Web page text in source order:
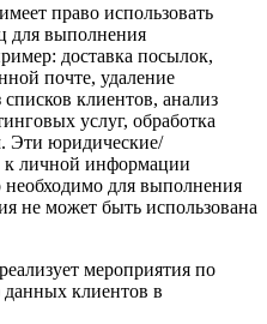
право использовать
для выполнения
доставка посылок,
почте, удаление
клиентов, анализ
услуг, обработка
Эти юридические/
к личной информации
необходимо для выполнения
не может быть использована
мероприятия по
клиентов в